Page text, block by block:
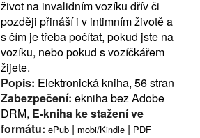
život na invalidním vozíku dřív či
později přináší i v intimním životě a
s čím je třeba počítat, pokud jste na
vozíku, nebo pokud s vozíčkářem
žijete.
Popis: Elektronická kniha, 56 stran
Zabezpečení: ekniha bez Adobe
DRM, E-kniha ke stažení ve
formátu: ePub | mobi/Kindle | PDF